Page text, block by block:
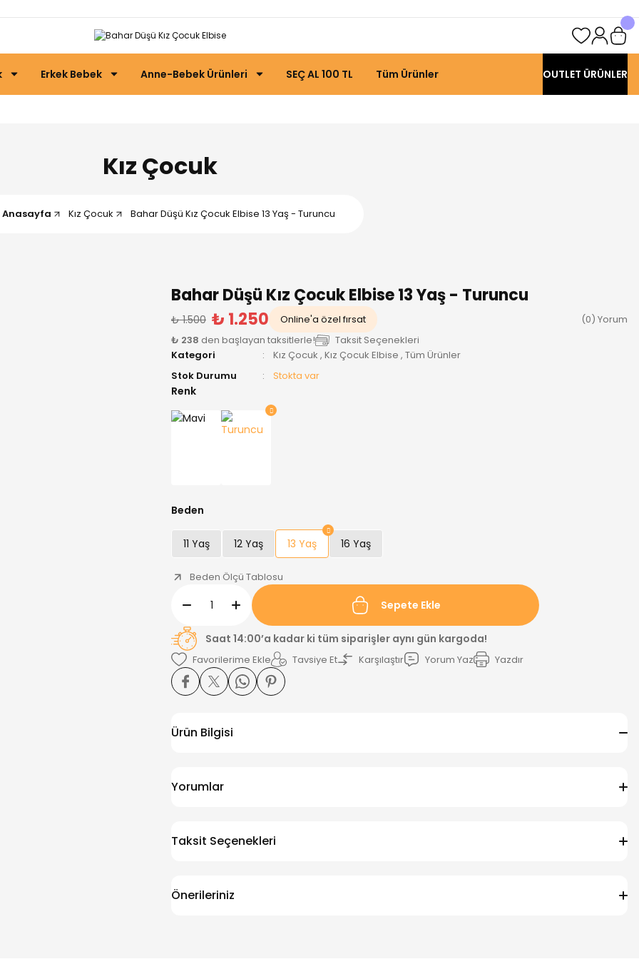
Erkek Bebek Anne-Bebek Ürünleri SEÇ AL 100 TL Tüm Ürünler OUTLET ÜRÜNLER
Kız Çocuk
Anasayfa Kız Çocuk Bahar Düşü Kız Çocuk Elbise 13 Yaş - Turuncu
Bahar Düşü Kız Çocuk Elbise 13 Yaş - Turuncu
₺ 1.500 ₺ 1.250 Online'a özel fırsat
(0) Yorum
₺ 238 den başlayan taksitlerle!
Taksit Seçenekleri
Kategori
Kız Çocuk , Kız Çocuk Elbise , Tüm Ürünler
Stok Durumu
Stokta var
Renk
Beden
11 Yaş 12 Yaş 13 Yaş 16 Yaş
Beden Ölçü Tablosu
Sepete Ekle
Saat 14:00’a kadar ki tüm siparişler aynı gün kargoda!
Tavsiye Et Karşılaştır Yorum Yaz Yazdır
Ürün Bilgisi
Yorumlar
Taksit Seçenekleri
Önerileriniz